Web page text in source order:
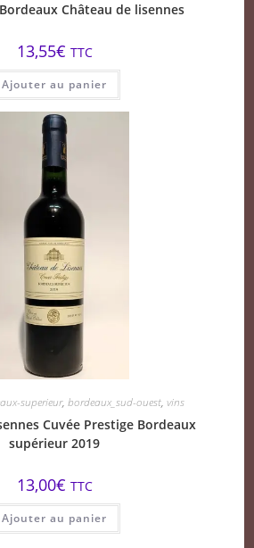
Château de lisennes
13,55€ TTC
Ajouter au panier
superieur, bordeaux_sud-ouest, vins
Cuvée Prestige Bordeaux
supérieur 2019
13,00€ TTC
Ajouter au panier